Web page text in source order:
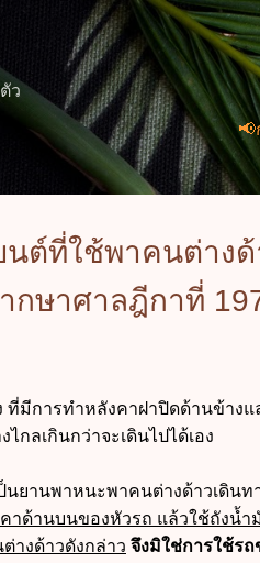
ข้ามไปที่เนื้อหา
ว
📢กฎหมายใ
ต์ที่ใช้พาคนต่างด้
ษาศาลฎีกาที่
ที่มีการทำหลังคาฝาปิดด้านข้าง
กลเกินกว่าจะเดินไปได้เอง
นยานพาหนะพาคนต่างด้าวเดินท
าด้านบนของหัวรถ แล้วใช้ถังน้
างด้าวดังกล่าว จึงมิใช่การใช้ร